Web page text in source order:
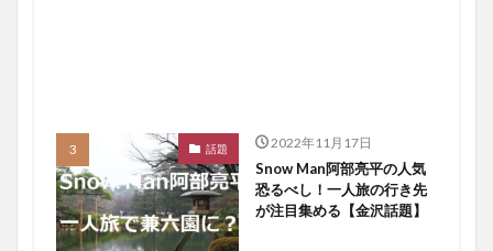
話題 2022年11月17日
Snow Man阿部亮平の人気
恐るべし！一人旅の行き先
が注目集める【金沢話題】